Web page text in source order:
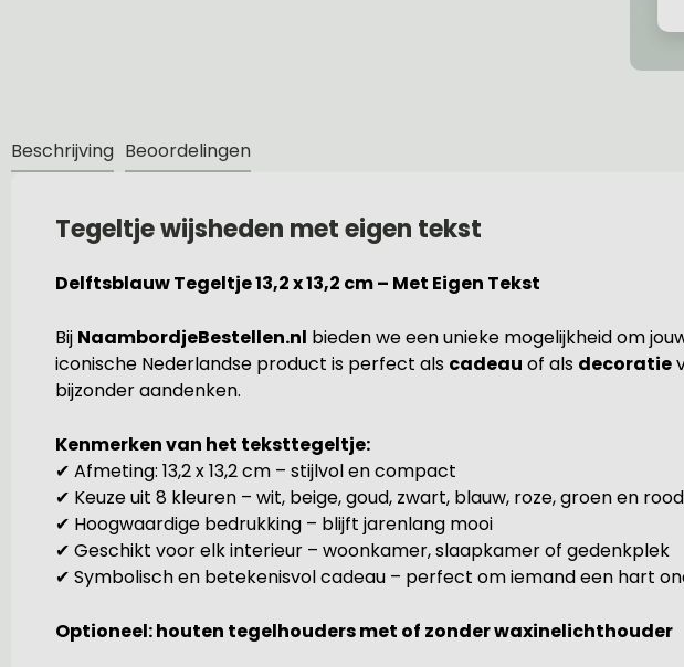
Beschrijving Beoordelingen
Tegeltje wijsheden met eigen tekst
Delftsblauw Tegeltje 13,2 x 13,2 cm – Met Eigen Tekst
Bij NaambordjeBestellen.nl bieden we een unieke mogelijkheid om
iconische Nederlandse product is perfect als cadeau of als decoratie
bijzonder aandenken.
Kenmerken van het teksttegeltje:
✔ Afmeting: 13,2 x 13,2 cm – stijlvol en compact
✔ Keuze uit 8 kleuren – wit, beige, goud, zwart, blauw, roze, groen en rood
✔ Hoogwaardige bedrukking – blijft jarenlang mooi
✔ Geschikt voor elk interieur – woonkamer, slaapkamer of gedenkplek
✔ Symbolisch en betekenisvol cadeau – perfect om iemand een hart
Optioneel: houten tegelhouders met of zonder waxinelichthouder